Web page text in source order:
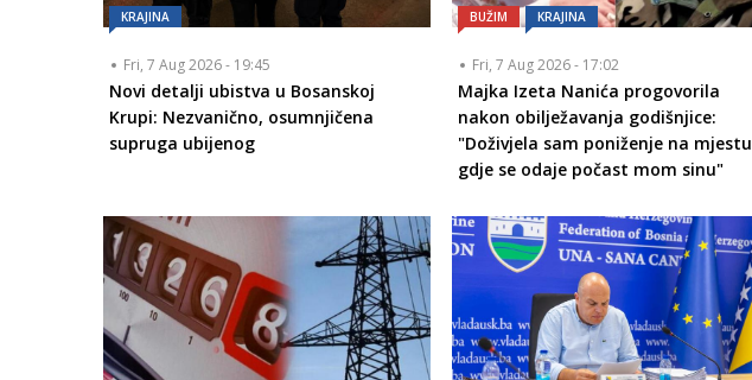
KRAJINA
Fri, 7 Aug 2026 - 19:45
Novi detalji ubistva u Bosanskoj
Krupi: Nezvanično, osumnjičena
supruga ubijenog
BUŽIM KRAJINA
Fri, 7 Aug 2026 - 17:02
Majka Izeta Nanića progovorila
nakon obilježavanja godišnjice:
"Doživjela sam poniženje na mjestu
gdje se odaje počast mom sinu"